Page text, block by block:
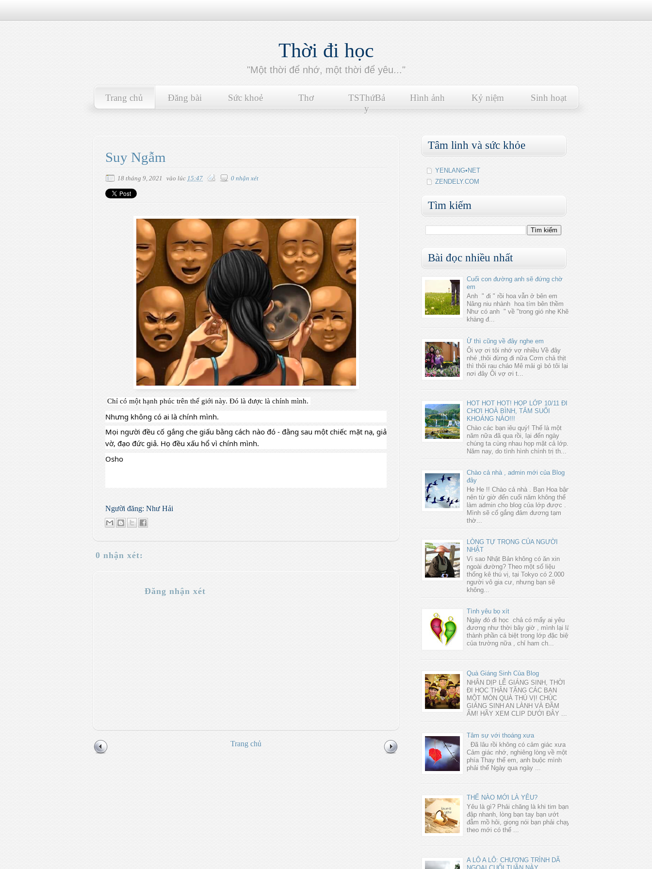
Thời đi học
"Một thời để nhớ, một thời để yêu..."
Trang chủ Đăng bài Sức khoẻ Thơ
TSThứBả
y
Hình ảnh Kỷ niệm Sinh hoạt
Suy Ngẫm
18 tháng 9, 2021 vào lúc 15:47 0 nhận xét
Chỉ có một hạnh phúc trên thế giới này. Đó là được là chính mình.
Nhưng không có ai là chính mình.
Mọi người đều cố gắng che giấu bằng cách nào đó - đằng sau một chiếc mặt nạ, giả
vờ, đạo đức giả. Họ đều xấu hổ vì chính mình.
Osho
Người đăng: Như Hải
0 nhận xét:
Đăng nhận xét
Trang chủ
Tâm linh và sức khỏe
YENLANG•NET
ZENDELY.COM
Tìm kiếm
Bài đọc nhiều nhất
Cuối con đường anh sẽ đứng chờ
em
Anh " đi " rồi hoa vẫn ở bên em
Nâng niu nhành hoa tím bên thềm
Như có anh " về "trong gió nhẹ Khẽ
khàng đ...
Ừ thì cũng về đây nghe em
Ôi vợ ơi tôi nhớ vợ nhiều Về đây
nhé ,thôi đừng đi nữa Cơm chả thịt
thì thôi rau cháo Mê mải gì bỏ tôi lại
nơi đây Ôi vợ ơi t...
HOT HOT HOT! HỌP LỚP 10/11 ĐI
CHƠI HOÀ BÌNH, TẮM SUỐI
KHOÁNG NÀO!!!
Chào các bạn iêu quý! Thế là một
năm nữa đã qua rồi, lại đến ngày
chúng ta cùng nhau họp mặt cả lớp.
Năm nay, do tình hình chính trị th...
Chào cả nhà , admin mới của Blog
đây
He He !! Chào cả nhà . Bạn Hoa bận
nên từ giờ đến cuối năm không thể
làm admin cho blog của lớp được .
Mình sẽ cố gắng đảm đương tạm
thờ...
LÒNG TỰ TRỌNG CỦA NGƯỜI
NHẬT
Vì sao Nhật Bản không có ăn xin
ngoài đường? Theo một số liệu
thống kê thú vị, tại Tokyo có 2.000
người vô gia cư, nhưng bạn sẽ
không...
Tình yêu bọ xít
Ngày đó đi học chả có mấy ai yêu
đương như thời bây giờ , mình lại là
thành phần cá biệt trong lớp đặc biệt
của trường nữa , chỉ ham ch...
Quà Giáng Sinh Của Blog
NHÂN DỊP LỄ GIÁNG SINH, THỜI
ĐI HỌC THÂN TẶNG CÁC BẠN
MỘT MÓN QUÀ THÚ VỊ! CHÚC
GIÁNG SINH AN LÀNH VÀ ĐẦM
ẤM! HÃY XEM CLIP DƯỚI ĐÂY ...
Tâm sự với thoáng xưa
Đã lâu rồi không có cảm giác xưa
Cảm giác nhớ, nghiêng lòng về một
phía Thay thế em, anh buộc mình
phải thế Ngày qua ngày ...
THẾ NÀO MỚI LÀ YÊU?
Yêu là gì? Phải chăng là khi tim bạn
đập nhanh, lòng bạn tay bạn ướt
đẫm mồ hôi, giọng nói bạn phải chạy
theo mới có thể ...
A LÔ A LÔ: CHƯƠNG TRÌNH DÃ